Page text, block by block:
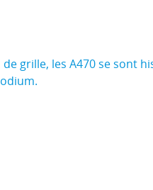
grille, les A470 se sont